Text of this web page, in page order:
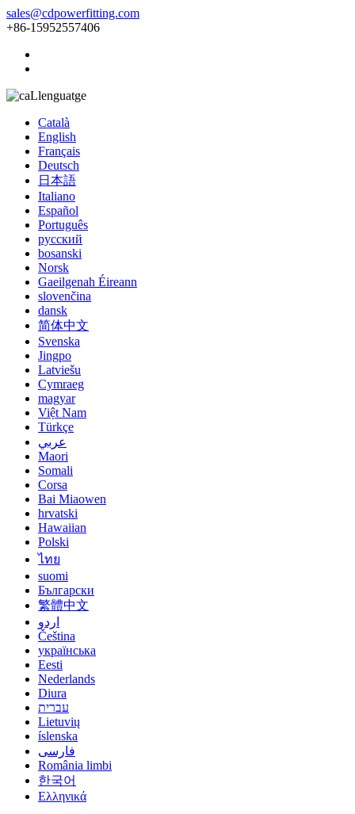
sales@cdpowerfitting.com
+86-15952557406
Llenguatge
Català
English
Français
Deutsch
日本語
Italiano
Español
Português
русский
bosanski
Norsk
Gaeilgenah Éireann
slovenčina
dansk
简体中文
Svenska
Jingpo
Latviešu
Cymraeg
magyar
Việt Nam
Türkçe
عربي
Maori
Somali
Corsa
Bai Miaowen
hrvatski
Hawaiian
Polski
ไทย
suomi
Български
繁體中文
اردو
Čeština
українська
Eesti
Nederlands
Diura
עברית
Lietuvių
íslenska
فارسی
România limbi
한국어
Ελληνικά